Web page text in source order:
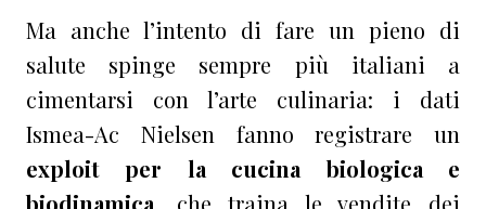
Ma anche l’intento di fare un pieno di
salute spinge sempre più italiani a
cimentarsi con l’arte culinaria: i dati
Ismea-Ac Nielsen fanno registrare un
exploit per la cucina biologica e